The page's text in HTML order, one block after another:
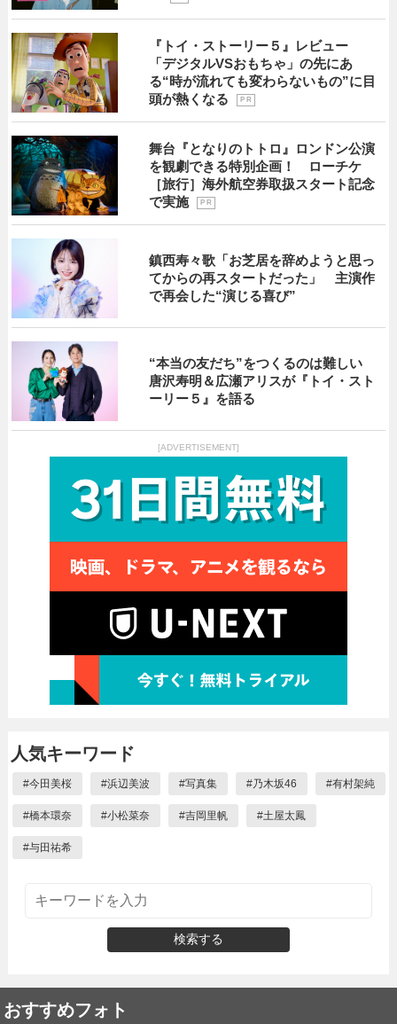
『トイ・ストーリー５』レビュー
「デジタルVSおもちゃ」の先にあ
る“時が流れても変わらないもの”に目
頭が熱くなる
P R
舞台『となりのトトロ』ロンドン公演
を観劇できる特別企画！ ローチケ
［旅行］海外航空券取扱スタート記念
で実施
P R
鎮西寿々歌「お芝居を辞めようと思っ
てからの再スタートだった」 主演作
で再会した“演じる喜び”
“本当の友だち”をつくるのは難しい
唐沢寿明＆広瀬アリスが『トイ・スト
ーリー５』を語る
[ADVERTISEMENT]
人気キーワード
#今田美桜 #浜辺美波 #写真集 #乃木坂46 #有村架純
#橋本環奈 #小松菜奈 #吉岡里帆 #土屋太鳳
#与田祐希
検索する
おすすめフォト